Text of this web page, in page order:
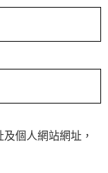
個人網站網址，